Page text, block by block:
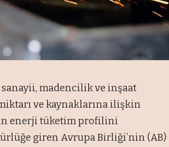
madencilik ve inşaat
ve kaynaklarına ilişkin
enerji tüketim profilini
giren Avrupa Birliği’nin (AB)